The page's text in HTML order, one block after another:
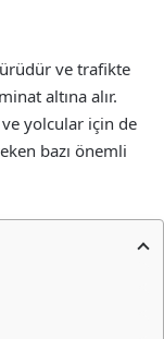
ve trafikte
altına alır.
yolcular için de
bazı önemli